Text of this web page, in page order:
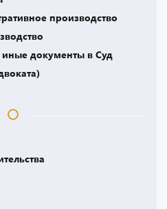
производство
документы в Суд